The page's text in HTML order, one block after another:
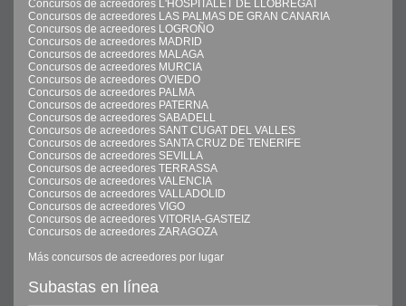
Concursos de acreedores L'HOSPITALET DE LLOBREGAT
Concursos de acreedores LAS PALMAS DE GRAN CANARIA
Concursos de acreedores LOGROÑO
Concursos de acreedores MADRID
Concursos de acreedores MALAGA
Concursos de acreedores MURCIA
Concursos de acreedores OVIEDO
Concursos de acreedores PALMA
Concursos de acreedores PATERNA
Concursos de acreedores SABADELL
Concursos de acreedores SANT CUGAT DEL VALLES
Concursos de acreedores SANTA CRUZ DE TENERIFE
Concursos de acreedores SEVILLA
Concursos de acreedores TERRASSA
Concursos de acreedores VALENCIA
Concursos de acreedores VALLADOLID
Concursos de acreedores VIGO
Concursos de acreedores VITORIA-GASTEIZ
Concursos de acreedores ZARAGOZA
Más concursos de acreedores por lugar
Subastas en línea